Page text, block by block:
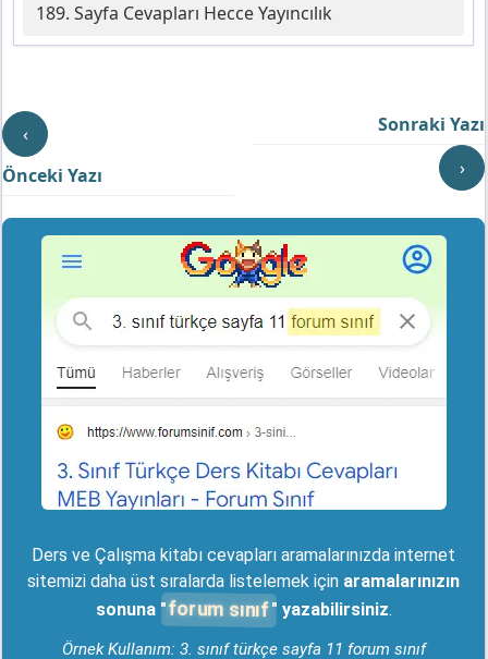
189. Sayfa Cevapları Hecce Yayıncılık
‹
Önceki Yazı
Sonraki Yazı
›
Ders ve Çalışma kitabı cevapları aramalarınızda internet
sitemizi daha üst sıralarda listelemek için aramalarınızın
sonuna " forum sınıf " yazabilirsiniz.
Örnek Kullanım: 3. sınıf türkçe sayfa 11 forum sınıf